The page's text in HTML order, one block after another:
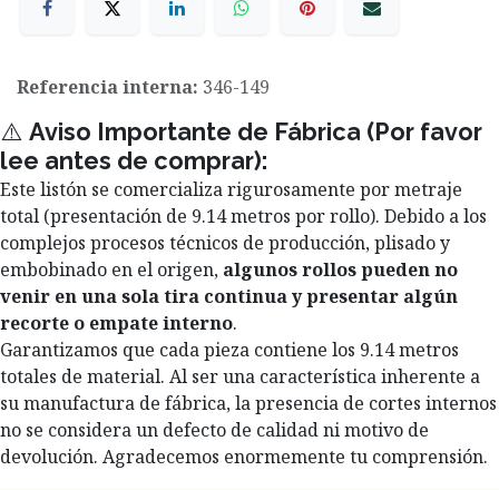
Referencia interna: 346-149
⚠️ Aviso Importante de Fábrica (Por favor
lee antes de comprar):
Este listón se comercializa rigurosamente por metraje
total (presentación de 9.14 metros por rollo). Debido a los
complejos procesos técnicos de producción, plisado y
embobinado en el origen, algunos rollos pueden no
venir en una sola tira continua y presentar algún
recorte o empate interno.
Garantizamos que cada pieza contiene los 9.14 metros
totales de material. Al ser una característica inherente a
su manufactura de fábrica, la presencia de cortes internos
no se considera un defecto de calidad ni motivo de
devolución. Agradecemos enormemente tu comprensión.